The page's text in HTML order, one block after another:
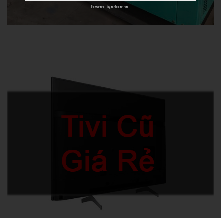
Powered by netcore.vn